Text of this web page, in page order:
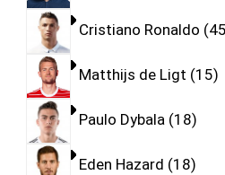
Cristiano Ronaldo 45
Matthijs de Ligt 15
Paulo Dybala 18
Eden Hazard 18